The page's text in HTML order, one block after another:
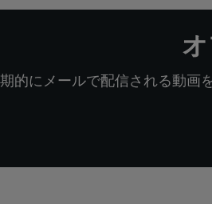
的にメールで配信される動画